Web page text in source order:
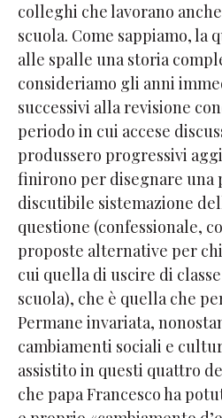
colleghi che lavorano
scuola. Come sappiamo, la
alle spalle una storia
consideriamo gli anni
successivi alla revisione
periodo in cui accese
produssero progressivi
finirono per disegnare una
discutibile sistemazione
questione (confessionale,
proposte alternative per
cui quella di uscire di
scuola), che è quella che
Permane invariata,
cambiamenti sociali e
assistito in questi quattro
che papa Francesco ha